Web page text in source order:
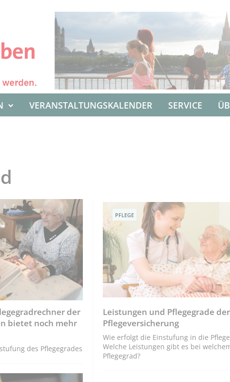
VERANSTALTUNGSKALENDER SERVICE
der
bietet noch mehr
des Pflegegrades
PFLEGE
Leistungen und Pflegegrade der
Pflegeversicherung
Wie erfolgt die Einstufung in die
Welche Leistungen gibt es bei
Pflegegrad?